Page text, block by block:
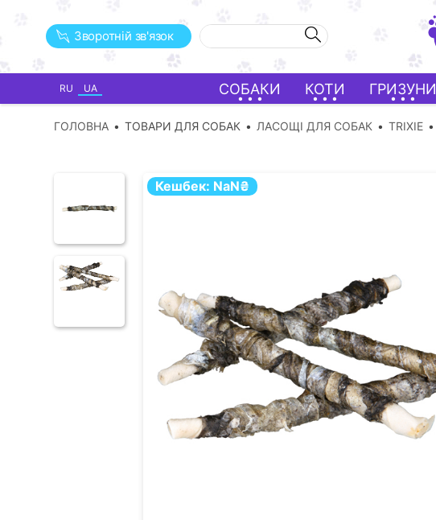
Зворотній зв'язок
RU UA СОБАКИ КОТИ ГРИЗУНИ
ГОЛОВНА ТОВАРИ ДЛЯ СОБАК ЛАСОЩІ ДЛЯ СОБАК TRIXIE
Кешбек: NaN₴